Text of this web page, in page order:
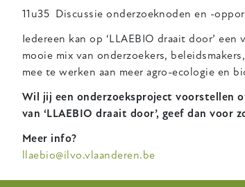
11u35 Discussie onderzoeknoden en -
Iedereen kan op ‘LLAEBIO draait door’
mooie mix van onderzoekers,
mee te werken aan meer agro-ecologie en
Wil jij een onderzoeksproject voorstellen
van ‘LLAEBIO draait door’, geef dan voor
Meer info?
llaebio@ilvo.vlaanderen.be